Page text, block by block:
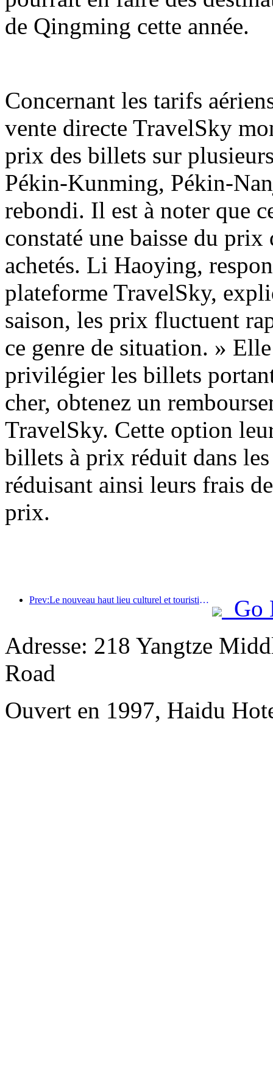
de Qingming cette année.
Concernant les tarifs
vente directe TravelSky
prix des billets sur
Pékin-Kunming, Pékin-
rebondi. Il est à noter que
constaté une baisse du
achetés. Li Haoying,
plateforme TravelSky,
saison, les prix fluctuent
ce genre de situation. »
privilégier les billets
cher, obtenez un
TravelSky. Cette option
billets à prix réduit dans
réduisant ainsi leurs frais
prix.
Prev:Le nouveau haut lieu culturel et touristique du quartier de Pinnacle Park à Pékin ouvrira officiellement ses portes cette année.
Go
Adresse: 218 Yangtze
Road
Ouvert en 1997, Haidu